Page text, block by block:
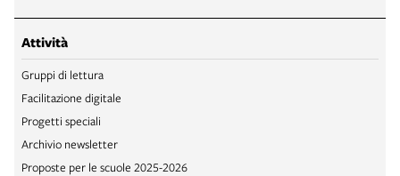
Attività
Gruppi di lettura
Facilitazione digitale
Progetti speciali
Archivio newsletter
Proposte per le scuole 2025-2026